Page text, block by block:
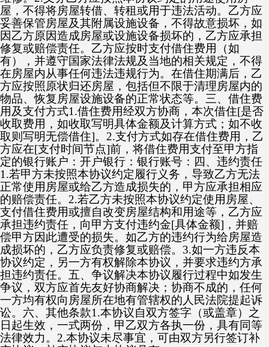
屋，不得将房屋转借、转租或用于违法活动。乙方应
妥善保管房屋及其附属设施设备，不得故意损坏，如
因乙方原因造成房屋或设施设备损坏的，乙方应承担
修复或赔偿责任。乙方应按时支付借住费用（如
有），并遵守国家法律法规及当地的相关规定，不得
在房屋内从事任何违法违规行为。在借住期满后，乙
方应按照原状归还房屋，包括但不限于清理房屋内的
物品、恢复房屋设施设备的正常状态等。三、借住费
用及支付方式1.借住费用经双方协商，本次借住[是否
收取费用，如收取写明具体金额及计算方式；如不收
取则写明无偿借住]。2.支付方式如存在借住费用，乙
方应在[支付时间节点]前，将借住费用支付至甲方指
定的银行账户：开户银行：银行账号：四、违约责任
1.若甲方未按照本协议约定履行义务，导致乙方无法
正常使用房屋或给乙方造成损失的，甲方应承担相应
的赔偿责任。2.若乙方未按照本协议约定使用房屋、
支付借住费用或擅自改变房屋结构和用途等，乙方应
承担违约责任，向甲方支付违约金[具体金额]，并赔
偿甲方因此遭受的损失。如乙方的违约行为给房屋造
成损坏的，乙方应负责修复或赔偿。3.如一方违反本
协议约定，另一方有权解除本协议，并要求违约方承
担违约责任。五、争议解决本协议履行过程中如发生
争议，双方应首先友好协商解决；协商不成的，任何
一方均有权向房屋所在地有管辖权的人民法院提起诉
讼。六、其他条款1.本协议自双方签字（或盖章）之
日起生效，一式两份，甲乙双方各执一份，具有同等
法律效力。2.本协议未尽事宜，可由双方另行签订补